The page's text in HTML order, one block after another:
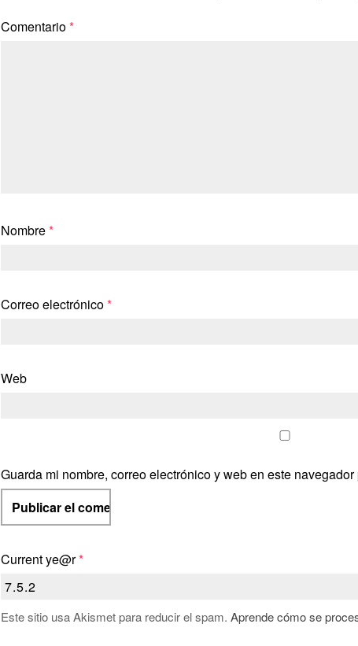
Comentario*
Nombre*
Correo electrónico*
Web
Guarda mi nombre, correo electrónico y web en este
Current ye@r*
Este sitio usa Akismet para reducir el spam. Aprende cómo se